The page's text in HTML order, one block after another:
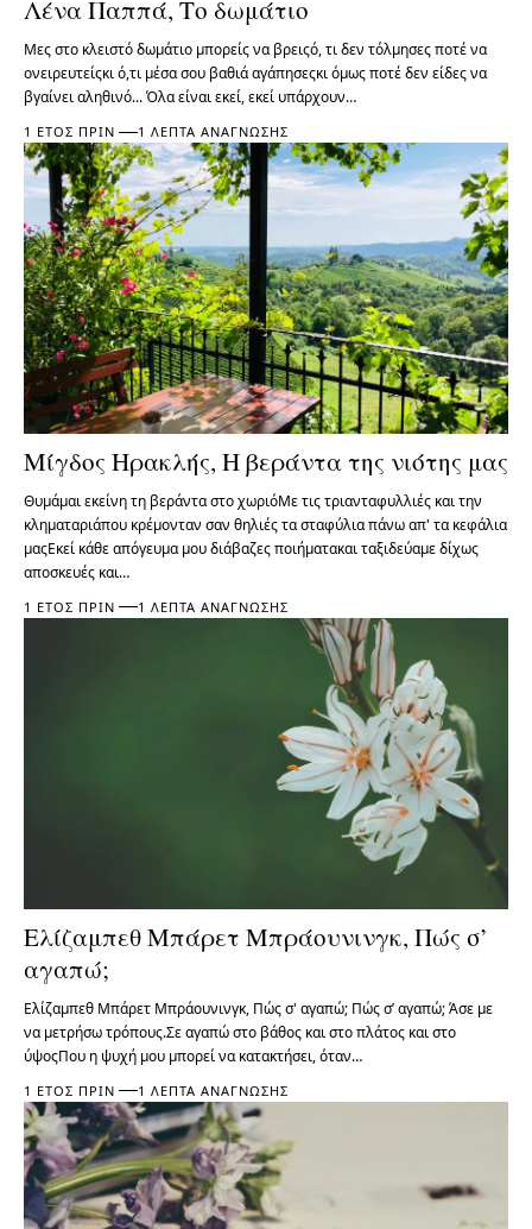
Λένα Παππά, Το δωμάτιο
Μες στο κλειστό δωμάτιο μπορείς να βρειςό, τι δεν τόλμησες ποτέ να
ονειρευτείςκι ό,τι μέσα σου βαθιά αγάπησεςκι όμως ποτέ δεν είδες να
βγαίνει αληθινό... Όλα είναι εκεί, εκεί υπάρχουν…
1 ΈΤΟΣ ΠΡΙΝ 1 ΛΕΠΤΆ ΑΝΆΓΝΩΣΗΣ
Μίγδος Ηρακλής, Η βεράντα της νιότης μας
Θυμάμαι εκείνη τη βεράντα στο χωριόΜε τις τριανταφυλλιές και την
κληματαριάπου κρέμονταν σαν θηλιές τα σταφύλια πάνω απ' τα κεφάλια
μαςΕκεί κάθε απόγευμα μου διάβαζες ποιήματακαι ταξιδεύαμε δίχως
αποσκευές και…
1 ΈΤΟΣ ΠΡΙΝ 1 ΛΕΠΤΆ ΑΝΆΓΝΩΣΗΣ
Ελίζαμπεθ Μπάρετ Μπράουνινγκ, Πώς σ’
αγαπώ;
Ελίζαμπεθ Μπάρετ Μπράουνινγκ, Πώς σ' αγαπώ; Πώς σ’ αγαπώ; Άσε με
να μετρήσω τρόπους.Σε αγαπώ στο βάθος και στο πλάτος και στο
ύψοςΠου η ψυχή μου μπορεί να κατακτήσει, όταν…
1 ΈΤΟΣ ΠΡΙΝ 1 ΛΕΠΤΆ ΑΝΆΓΝΩΣΗΣ